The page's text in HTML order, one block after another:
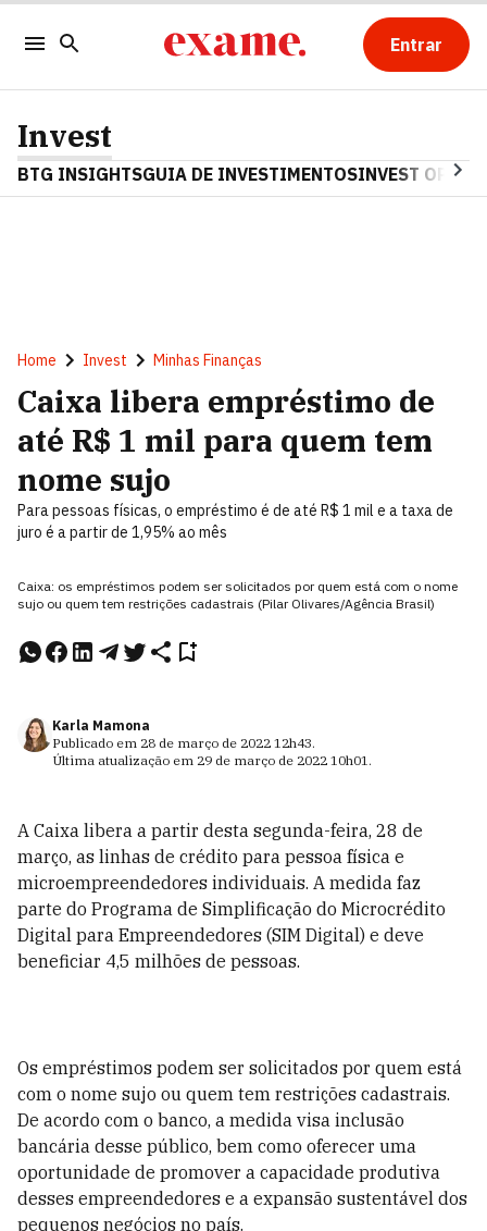
Entrar
Invest
BTG INSIGHTSGUIA DE INVESTIMENTOSINVEST OPINA
Home Invest Minhas Finanças
Caixa libera empréstimo de
até R$ 1 mil para quem tem
nome sujo
Para pessoas físicas, o empréstimo é de até R$ 1 mil e a taxa de
juro é a partir de 1,95% ao mês
Caixa: os empréstimos podem ser solicitados por quem está com o nome
sujo ou quem tem restrições cadastrais (Pilar Olivares/Agência Brasil)
Karla Mamona
Publicado em 28 de março de 2022 12h43.
Última atualização em 29 de março de 2022 10h01.
A Caixa libera a partir desta segunda-feira, 28 de
março, as linhas de crédito para pessoa física e
microempreendedores individuais. A medida faz
parte do Programa de Simplificação do Microcrédito
Digital para Empreendedores (SIM Digital) e deve
beneficiar 4,5 milhões de pessoas.
Os empréstimos podem ser solicitados por quem está
com o nome sujo ou quem tem restrições cadastrais.
De acordo com o banco, a medida visa inclusão
bancária desse público, bem como oferecer uma
oportunidade de promover a capacidade produtiva
desses empreendedores e a expansão sustentável dos
pequenos negócios no país.